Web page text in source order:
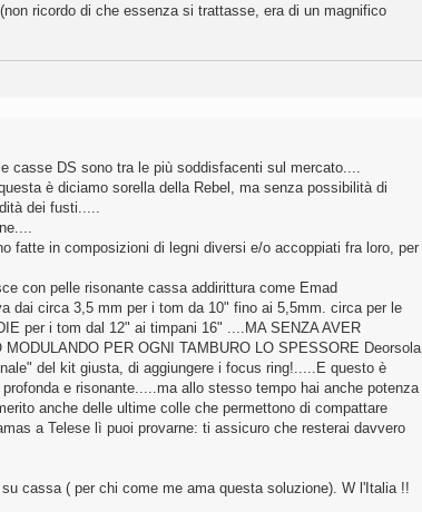
ricordo di che essenza si trattasse, era di un magnifico
casse DS sono tra le più soddisfacenti sul mercato....
è diciamo sorella della Rebel, ma senza possibilità di
dei fusti.....
fatte in composizioni di legni diversi e/o accoppiati fra loro, per
con pelle risonante cassa addirittura come Emad
dai circa 3,5 mm per i tom da 10" fino ai 5,5mm. circa per le
per i tom dal 12" ai timpani 16" ....MA SENZA AVER
PER OGNI TAMBURO LO SPESSORE Deorsola
del kit giusta, di aggiungere i focus ring!.....E questo è
e risonante.....ma allo stesso tempo hai anche potenza
anche delle ultime colle che permettono di compattare
a Telese lì puoi provarne: ti assicuro che resterai davvero
cassa ( per chi come me ama questa soluzione). W l'Italia !!